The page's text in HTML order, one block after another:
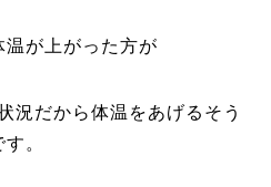
温が上がった方が
況だから体温をあげるそう
す。